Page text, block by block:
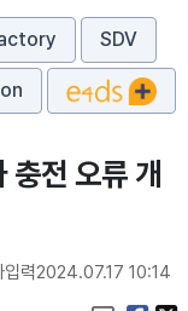
SDV
충전 오류 개
력2024.07.17 10:14